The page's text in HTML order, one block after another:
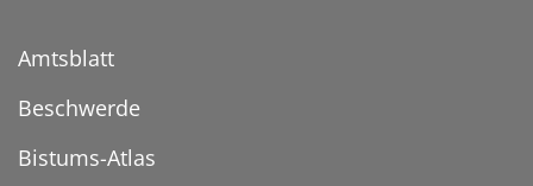
Amtsblatt
Beschwerde
Bistums-Atlas